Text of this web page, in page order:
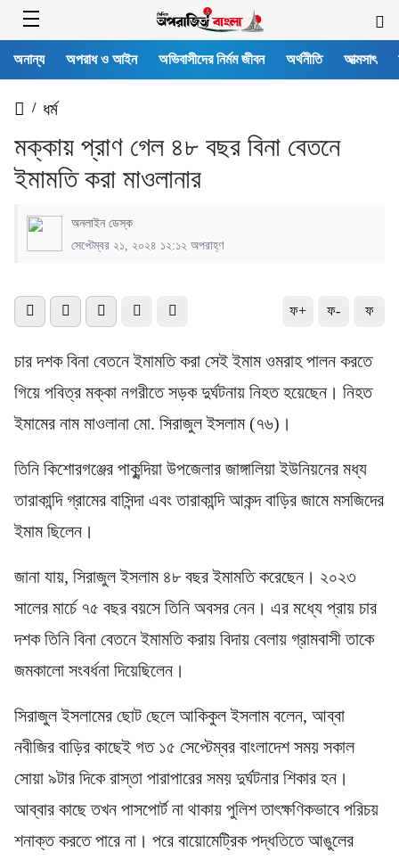
অনান্য অপরাধ ও আইন অভিবাসীদের নির্মম জীবন অর্থনীতি আত্মসাৎ
/ ধর্ম
মক্কায় প্রাণ গেল ৪৮ বছর বিনা বেতনে
ইমামতি করা মাওলানার
অনলাইন ডেস্ক
সেপ্টেম্বর ২১, ২০২৪ ১২:১২ অপরাহ্ণ
ফ+ ফ- ফ
চার দশক বিনা বেতনে ইমামতি করা সেই ইমাম ওমরাহ পালন করতে
গিয়ে পবিত্র মক্কা নগরীতে সড়ক দুর্ঘটনায় নিহত হয়েছেন। নিহত
ইমামের নাম মাওলানা মো. সিরাজুল ইসলাম (৭৬)।
তিনি কিশোরগঞ্জের পাকুন্দিয়া উপজেলার জাঙ্গালিয়া ইউনিয়নের মধ্য
তারাকান্দি গ্রামের বাসিন্দা এবং তারাকান্দি আকন্দ বাড়ির জামে মসজিদের
ইমাম ছিলেন।
জানা যায়, সিরাজুল ইসলাম ৪৮ বছর ইমামতি করেছেন। ২০২৩
সালের মার্চে ৭৫ বছর বয়সে তিনি অবসর নেন। এর মধ্যে প্রায় চার
দশক তিনি বিনা বেতনে ইমামতি করায় বিদায় বেলায় গ্রামবাসী তাকে
জমকালো সংবর্ধনা দিয়েছিলেন।
সিরাজুল ইসলামের ছোট ছেলে আকিকুল ইসলাম বলেন, আব্বা
নবীজির বাড়ির কাছেই গত ১৫ সেপ্টেম্বর বাংলাদেশ সময় সকাল
সোয়া ৯টার দিকে রাস্তা পারাপারের সময় দুর্ঘটনার শিকার হন।
আব্বার কাছে তখন পাসপোর্ট না থাকায় পুলিশ তাৎক্ষণিকভাবে পরিচয়
শনাক্ত করতে পারে না। পরে বায়োমেট্রিক পদ্ধতিতে আঙুলের